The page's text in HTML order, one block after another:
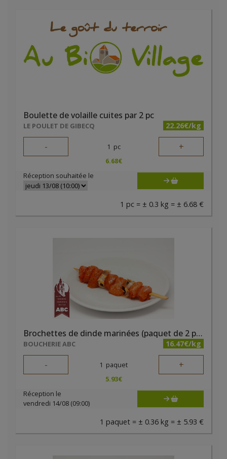
Boulette de volaille cuites par 2 pc
LE POULET DE GIBECQ 22.26€/kg
- 1 pc +
6.68€
Réception souhaitée le
1 pc = ± 0.3 kg = ± 6.68 €
Brochettes de dinde marinées (paquet de 2 pièces)
BOUCHERIE ABC 16.47€/kg
- 1 paquet +
5.93€
Réception le
vendredi 14/08 (09:00)
1 paquet = ± 0.36 kg = ± 5.93 €